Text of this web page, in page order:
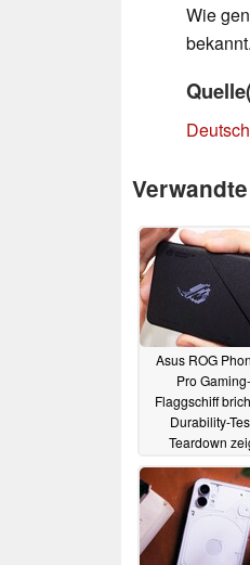
Wie
bekannt.
Asus ROG
Pro Gaming-
Flaggschiff
Durability-
Teardown
Display